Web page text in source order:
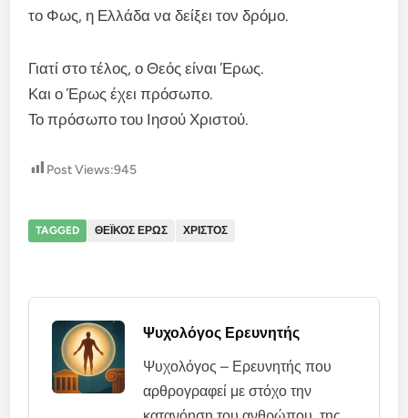
το Φως, η Ελλάδα να δείξει τον δρόμο.
Γιατί στο τέλος, ο Θεός είναι Έρως.
Και ο Έρως έχει πρόσωπο.
Το πρόσωπο του Ιησού Χριστού.
Post Views:945
TAGGED ΘΕΪΚΟΣ ΕΡΩΣ ΧΡΙΣΤΟΣ
Ψυχολόγος Ερευνητής
Ψυχολόγος – Ερευνητής που
αρθρογραφεί με στόχο την